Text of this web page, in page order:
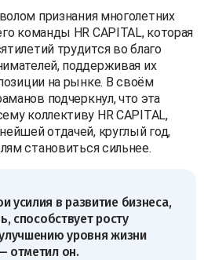
признания многолетних
команды HR CAPITAL, которая
трудится во благо
поддерживая их
на рынке. В своём
подчеркнул, что эта
коллективу HR CAPITAL,
отдачей, круглый год,
становиться сильнее.
усилия в развитие бизнеса,
способствует росту
уровня жизни
отметил он.